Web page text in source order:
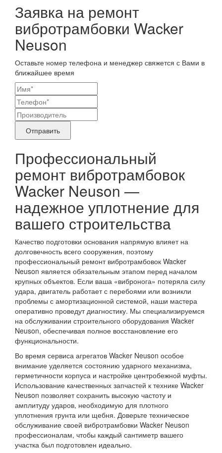
Заявка на ремонт
вибротрамбовки Wacker
Neuson
Оставьте номер телефона и менеджер свяжется с Вами в
ближайшее время
Ваши
контактные
данные
Название
бренда
продукта,
требующего
ремонта
Отправить
Профессиональный
ремонт вибротрамбовок
Wacker Neuson —
надежное уплотнение для
вашего строительства
Качество подготовки основания напрямую влияет на
долговечность всего сооружения, поэтому
профессиональный ремонт вибротрамбовок Wacker
Neuson является обязательным этапом перед началом
крупных объектов. Если ваша «вибронога» потеряла силу
удара, двигатель работает с перебоями или возникли
проблемы с амортизационной системой, наши мастера
оперативно проведут диагностику. Мы специализируемся
на обслуживании строительного оборудования Wacker
Neuson, обеспечивая полное восстановление его
функциональности.
Во время сервиса агрегатов Wacker Neuson особое
внимание уделяется состоянию ударного механизма,
герметичности корпуса и настройке центробежной муфты.
Использование качественных запчастей к технике Wacker
Neuson позволяет сохранить высокую частоту и
амплитуду ударов, необходимую для плотного
уплотнения грунта или щебня. Доверьте техническое
обслуживание своей вибротрамбовки Wacker Neuson
профессионалам, чтобы каждый сантиметр вашего
участка был подготовлен идеально.